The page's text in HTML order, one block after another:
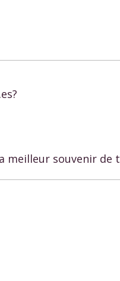
meilleur souvenir de